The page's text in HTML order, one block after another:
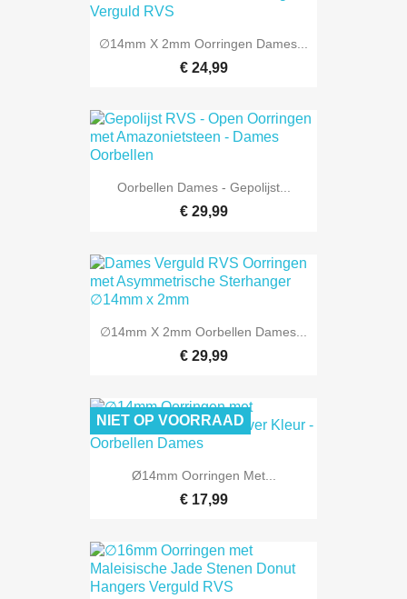
∅14mm X 2mm Oorringen Dames...
€ 24,99
Oorbellen Dames - Gepolijst...
€ 29,99
∅14mm X 2mm Oorbellen Dames...
€ 29,99
Ø14mm Oorringen Met...
€ 17,99
NIET OP VOORRAAD